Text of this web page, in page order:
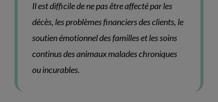
Il est difficile de ne pas être affecté par les
décès, les problèmes financiers des clients, le
soutien émotionnel des familles et les soins
continus des animaux malades chroniques
ou incurables.